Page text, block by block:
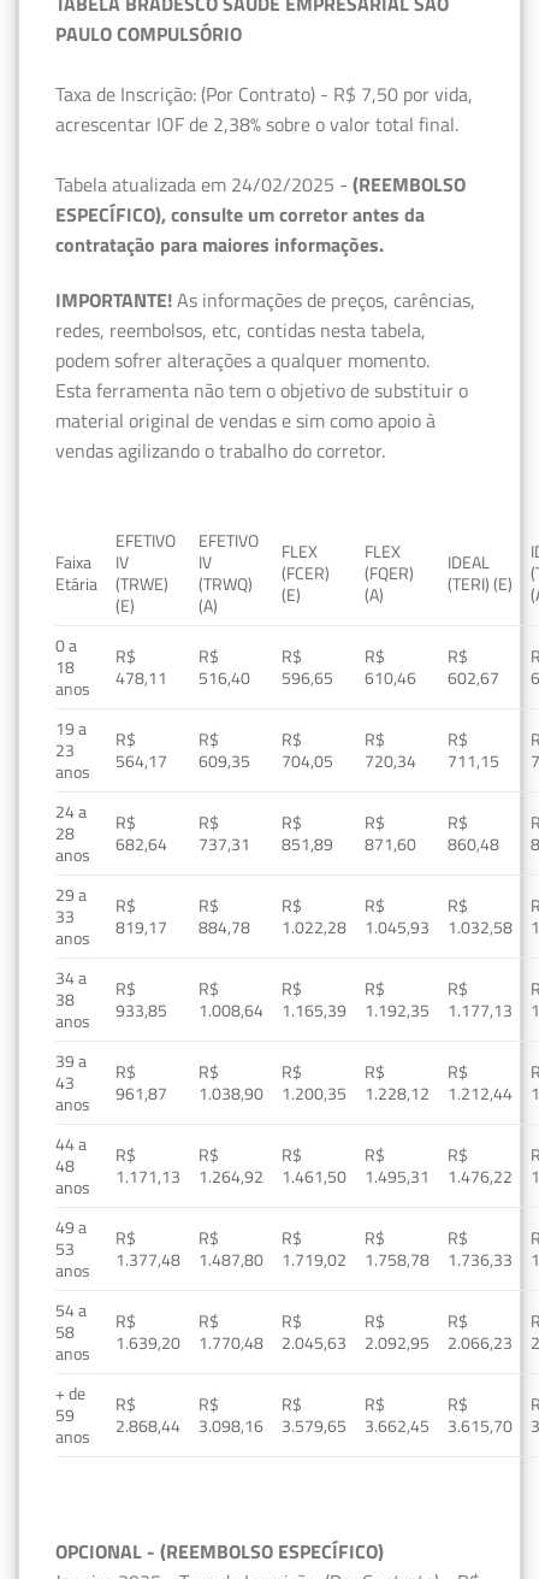
PAULO COMPULSÓRIO
Taxa de Inscrição: (Por Contrato) - R$ 7,50 por vida,
acrescentar IOF de 2,38% sobre o valor total final.
Tabela atualizada em 24/02/2025 - (REEMBOLSO
ESPECÍFICO), consulte um corretor antes da
contratação para maiores informações.
IMPORTANTE!As informações de preços, carências,
redes, reembolsos, etc, contidas nesta tabela,
podem sofrer alterações a qualquer momento.
Esta ferramenta não tem o objetivo de substituir o
material original de vendas e sim como apoio à
vendas agilizando o trabalho do corretor.
Faixa
Etária
EFETIVO
IV
(TRWE)
(E)
EFETIVO
IV
(TRWQ)
(A)
FLEX
(FCER)
(E)
FLEX
(FQER)
(A)
IDEAL
(TERI) (E)
0 a
18
anos
R$
478,11
R$
516,40
R$
596,65
R$
610,46
R$
602,67
19 a
23
anos
R$
564,17
R$
609,35
R$
704,05
R$
720,34
R$
711,15
24 a
28
anos
R$
682,64
R$
737,31
R$
851,89
R$
871,60
R$
860,48
29 a
33
anos
R$
819,17
R$
884,78
R$
1.022,28
R$
1.045,93
R$
1.032,58
34 a
38
anos
R$
933,85
R$
1.008,64
R$
1.165,39
R$
1.192,35
R$
1.177,13
39 a
43
anos
R$
961,87
R$
1.038,90
R$
1.200,35
R$
1.228,12
R$
1.212,44
44 a
48
anos
R$
1.171,13
R$
1.264,92
R$
1.461,50
R$
1.495,31
R$
1.476,22
49 a
53
anos
R$
1.377,48
R$
1.487,80
R$
1.719,02
R$
1.758,78
R$
1.736,33
54 a
58
anos
R$
1.639,20
R$
1.770,48
R$
2.045,63
R$
2.092,95
R$
2.066,23
+ de
59
anos
R$
2.868,44
R$
3.098,16
R$
3.579,65
R$
3.662,45
R$
3.615,70
OPCIONAL - (REEMBOLSO ESPECÍFICO)